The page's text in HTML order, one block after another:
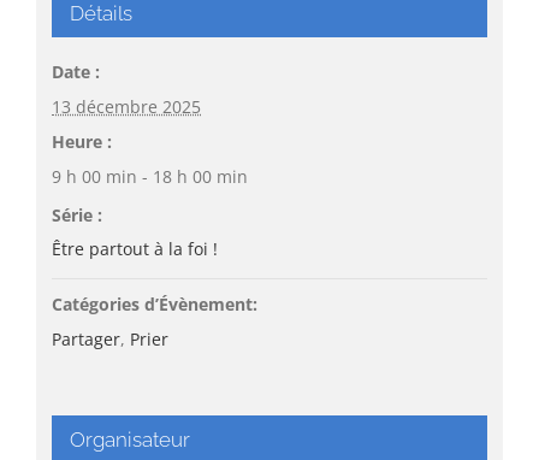
Détails
Date :
13 décembre 2025
Heure :
9 h 00 min - 18 h 00 min
Série :
Être partout à la foi !
Catégories d’Évènement:
Partager, Prier
Organisateur